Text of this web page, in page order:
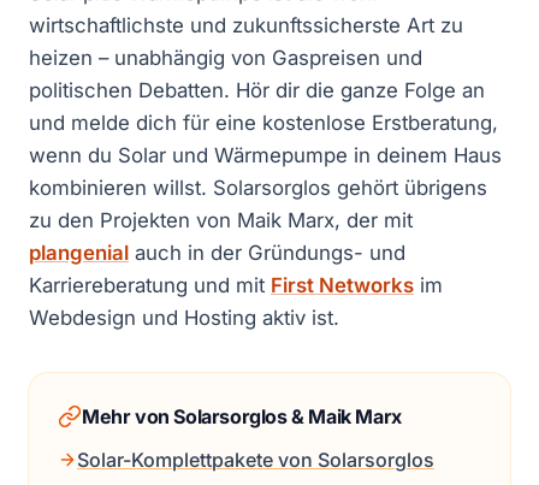
wirtschaftlichste und zukunftssicherste Art zu
heizen – unabhängig von Gaspreisen und
politischen Debatten. Hör dir die ganze Folge an
und melde dich für eine kostenlose Erstberatung,
wenn du Solar und Wärmepumpe in deinem Haus
kombinieren willst. Solarsorglos gehört übrigens
zu den Projekten von Maik Marx, der mit
plangenial auch in der Gründungs- und
Karriereberatung und mit First Networks im
Webdesign und Hosting aktiv ist.
Mehr von Solarsorglos & Maik Marx
Solar-Komplettpakete von Solarsorglos